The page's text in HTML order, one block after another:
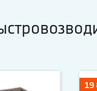
19